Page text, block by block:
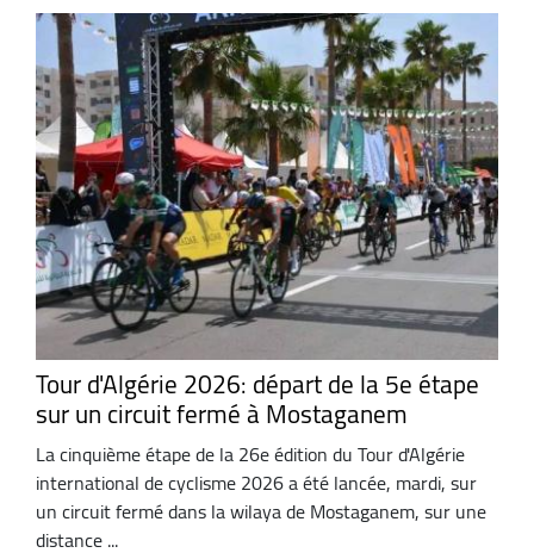
Tour d'Algérie 2026: départ de la 5e étape
sur un circuit fermé à Mostaganem
La cinquième étape de la 26e édition du Tour d'Algérie
international de cyclisme 2026 a été lancée, mardi, sur
un circuit fermé dans la wilaya de Mostaganem, sur une
distance ...